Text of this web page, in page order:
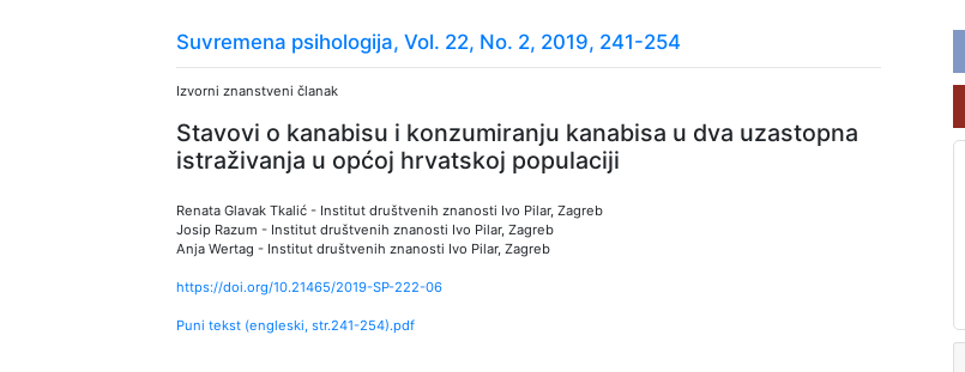
Suvremena psihologija, Vol. 22, No. 2, 2019, 241-254
Izvorni znanstveni članak
Stavovi o kanabisu i konzumiranju kanabisa u dva uzastopna
istraživanja u općoj hrvatskoj populaciji
Renata Glavak Tkalić - Institut društvenih znanosti Ivo Pilar, Zagreb
Josip Razum - Institut društvenih znanosti Ivo Pilar, Zagreb
Anja Wertag - Institut društvenih znanosti Ivo Pilar, Zagreb
https://doi.org/10.21465/2019-SP-222-06
Puni tekst (engleski, str.241-254).pdf